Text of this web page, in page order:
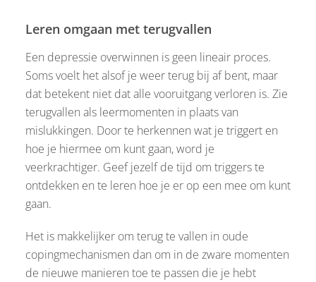
Leren omgaan met terugvallen
Een depressie overwinnen is geen lineair proces.
Soms voelt het alsof je weer terug bij af bent, maar
dat betekent niet dat alle vooruitgang verloren is. Zie
terugvallen als leermomenten in plaats van
mislukkingen. Door te herkennen wat je triggert en
hoe je hiermee om kunt gaan, word je
veerkrachtiger. Geef jezelf de tijd om triggers te
ontdekken en te leren hoe je er op een mee om kunt
gaan.
Het is makkelijker om terug te vallen in oude
copingmechanismen dan om in de zware momenten
de nieuwe manieren toe te passen die je hebt